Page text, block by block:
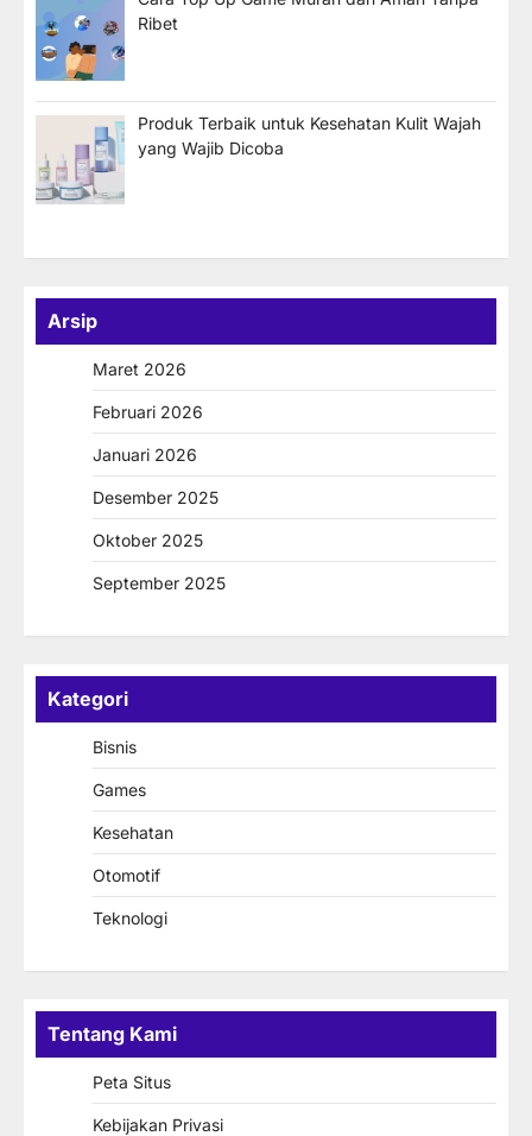
Ribet
Produk Terbaik untuk Kesehatan Kulit Wajah
yang Wajib Dicoba
Arsip
Maret 2026
Februari 2026
Januari 2026
Desember 2025
Oktober 2025
September 2025
Kategori
Bisnis
Games
Kesehatan
Otomotif
Teknologi
Tentang Kami
Peta Situs
Kebijakan Privasi